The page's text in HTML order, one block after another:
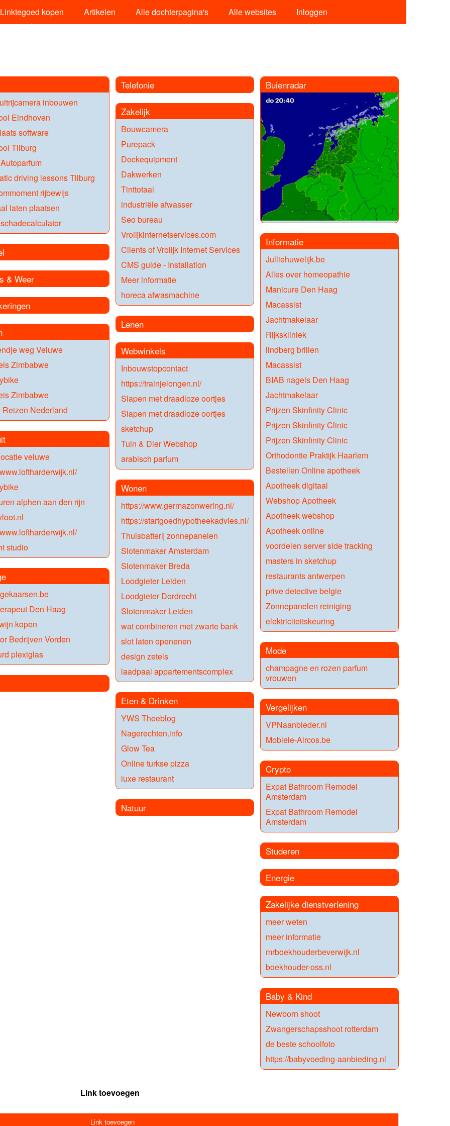
Linktegoed kopen Artikelen Alle dochterpagina's Alle websites Inloggen
inbouwen
Eindhoven
software
Tilburg
driving lessons Tilburg
rijbewijs
laten plaatsen
& Weer
weg Veluwe
Zimbabwe
Zimbabwe
Reizen Nederland
veluwe
alphen aan den rijn
studio
Den Haag
kopen
Bedrijven Vorden
plexiglas
Telefonie
Zakelijk
Bouwcamera
Purepack
Dockequipment
Dakwerken
Tinttotaal
industriële afwasser
Seo bureau
Vrolijkinternetservices.com
Clients of Vrolijk Internet Services
CMS guide - Installation
Meer informatie
horeca afwasmachine
Lenen
Webwinkels
Inbouwstopcontact
https://trainjelongen.nl/
Slapen met draadloze oortjes
Slapen met draadloze oortjes
sketchup
Tuin & Dier Webshop
arabisch parfum
Wonen
https://www.germazonwering.nl/
https://startgoedhypotheekadvies.nl/
Thuisbatterij zonnepanelen
Slotenmaker Amsterdam
Slotenmaker Breda
Loodgieter Leiden
Loodgieter Dordrecht
Slotenmaker Leiden
wat combineren met zwarte bank
slot laten openenen
design zetels
laadpaal appartementscomplex
Eten & Drinken
YWS Theeblog
Nagerechten.info
Glow Tea
Online turkse pizza
luxe restaurant
Natuur
Buienradar
Informatie
Julliehuwelijk.be
Alles over homeopathie
Manicure Den Haag
Macassist
Jachtmakelaar
Rijkskliniek
lindberg brillen
Macassist
BIAB nagels Den Haag
Jachtmakelaar
Prijzen Skinfinity Clinic
Prijzen Skinfinity Clinic
Prijzen Skinfinity Clinic
Orthodontie Praktijk Haarlem
Bestellen Online apotheek
Apotheek digitaal
Webshop Apotheek
Apotheek webshop
Apotheek online
voordelen server side tracking
masters in sketchup
restaurants antwerpen
prive detective belgie
Zonnepanelen reiniging
elektriciteitskeuring
Mode
champagne en rozen parfum
vrouwen
Vergelijken
VPNaanbieder.nl
Mobiele-Aircos.be
Crypto
Expat Bathroom Remodel
Amsterdam
Expat Bathroom Remodel
Amsterdam
Studeren
Energie
Zakelijke dienstverlening
meer weten
meer informatie
mrboekhouderbeverwijk.nl
boekhouder-oss.nl
Baby & Kind
Newborn shoot
Zwangerschapsshoot rotterdam
de beste schoolfoto
https://babyvoeding-aanbieding.nl
Link toevoegen
Link toevoegen